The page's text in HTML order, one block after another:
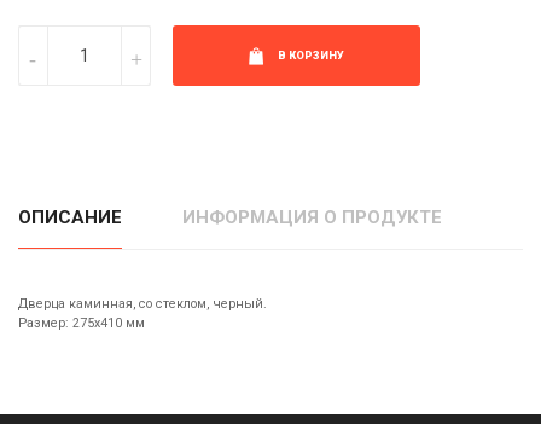
В КОРЗИНУ
ОПИСАНИЕ ИНФОРМАЦИЯ О ПРОДУКТЕ
Дверца каминная, со стеклом, черный.
Размер: 275х410 мм